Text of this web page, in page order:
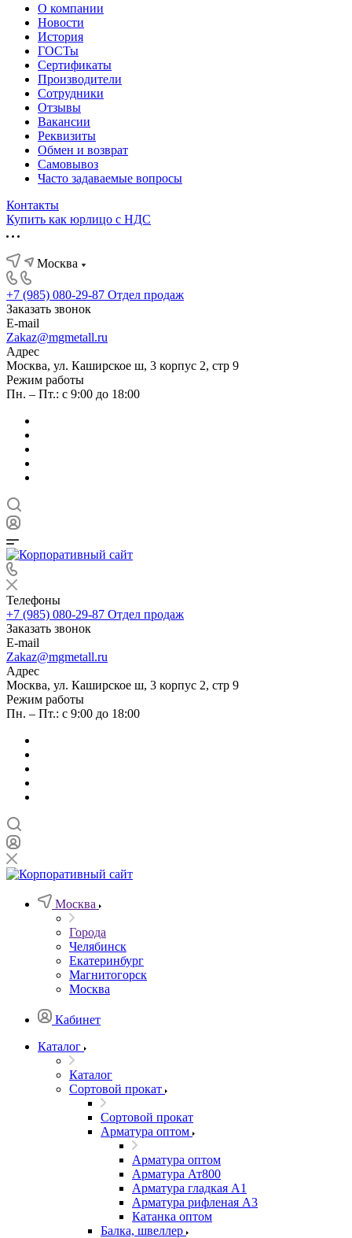
О компании
Новости
История
ГОСТы
Сертификаты
Производители
Сотрудники
Отзывы
Вакансии
Реквизиты
Обмен и возврат
Самовывоз
Часто задаваемые вопросы
Контакты
Купить как юрлицо с НДС
Москва
+7 (985) 080-29-87 Отдел продаж
Заказать звонок
E-mail
Zakaz@mgmetall.ru
Адрес
Москва, ул. Каширское ш, 3 корпус 2, стр 9
Режим работы
Пн. – Пт.: с 9:00 до 18:00
Телефоны
+7 (985) 080-29-87 Отдел продаж
Заказать звонок
E-mail
Zakaz@mgmetall.ru
Адрес
Москва, ул. Каширское ш, 3 корпус 2, стр 9
Режим работы
Пн. – Пт.: с 9:00 до 18:00
Москва
Города
Челябинск
Екатеринбург
Магнитогорск
Москва
Кабинет
Каталог
Каталог
Сортовой прокат
Сортовой прокат
Арматура оптом
Арматура оптом
Арматура Ат800
Арматура гладкая А1
Арматура рифленая А3
Катанка оптом
Балка, швеллер